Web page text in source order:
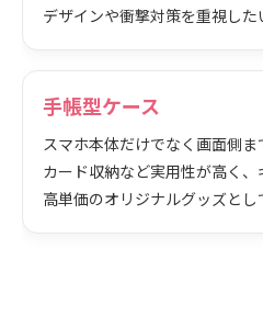
デザインや衝撃対策を重視した
手帳型ケース
スマホ本体だけでなく画面側ま
カード収納など実用性が高く、
高単価のオリジナルグッズとし